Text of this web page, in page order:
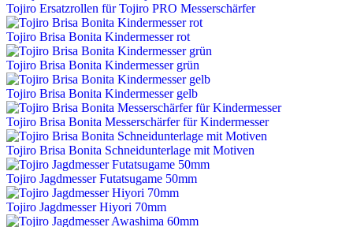
Tojiro Ersatzrollen für Tojiro PRO Messerschärfer
Tojiro Brisa Bonita Kindermesser rot
Tojiro Brisa Bonita Kindermesser grün
Tojiro Brisa Bonita Kindermesser gelb
Tojiro Brisa Bonita Messerschärfer für Kindermesser
Tojiro Brisa Bonita Schneidunterlage mit Motiven
Tojiro Jagdmesser Futatsugame 50mm
Tojiro Jagdmesser Hiyori 70mm